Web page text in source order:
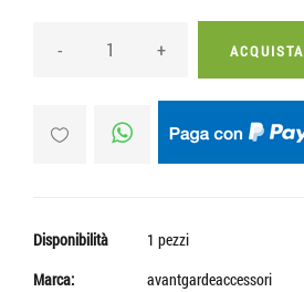
- + ACQUISTA
Disponibilità
1 pezzi
Marca:
avantgardeaccessori